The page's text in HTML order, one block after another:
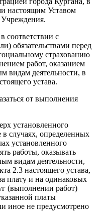
настоящим Уставом
соответствии с
обязательствами перед
страхованию
работ, оказанием
видам деятельности, в
устава.
от выполнения
установленного
случаях, определенных
установленного
работы, оказывать
видам деятельности,
2.3 настоящего устава,
плату и на одинаковых
(выполнении работ)
платы
иное не предусмотрено